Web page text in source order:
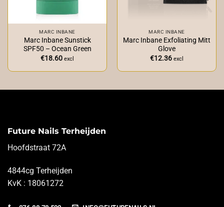
MARC INBANE
Marc Inbane Sunstick
SPF50 – Ocean Green
€18.60 excl
MARC INBANE
Marc Inbane Exfoliating Mitt
Glove
€12.36 excl
Future Nails Terheijden
Hoofdstraat 72A
4844cg Terheijden
KvK : 18061272